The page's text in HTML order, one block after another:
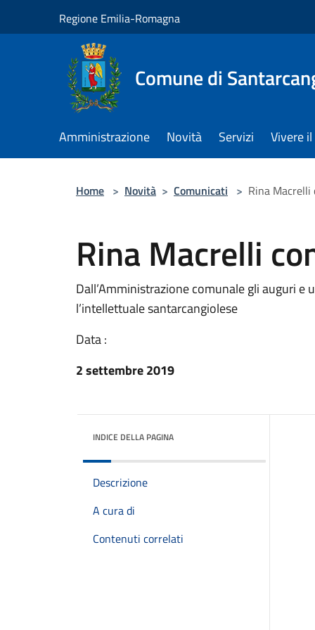
Regione Emilia-Romagna
Comune di
Amministrazione Novità Servizi Vivere
Home > Novità > Comunicati > Rina
Rina Macrelli
Dall’Amministrazione comunale gli auguri
l’intellettuale santarcangiolese
Data :
2 settembre 2019
INDICE DELLA PAGINA
Descrizione
A cura di
Contenuti correlati